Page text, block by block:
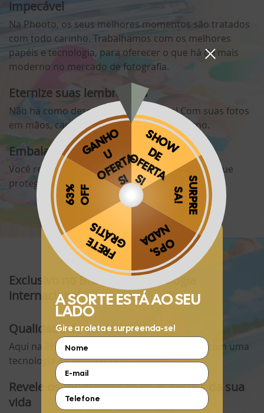
impecável
Na Phooto, os seus melhores momentos são tratados
com todo carinho. Trabalhamos com os melhores
papéis e tecnologia, para oferecer o que há de mais
moderno no mercado de fotografia.
Eternize suas lembranças
Não há como descrever essa emoção! Com suas fotos
em mãos, cada instante é passa a ser eterno.
Embaladas com todo o carinho
Você recebe suas fotos em uma linda caixinha que
protege e guarda suas fotos.
Exclusivo no Brasil com tecnologia
internacional
Qualidade de verdade
Aqui na Phooto as suas fotos são impressas com uma
tecnologia exclusiva e internacional!
Revele os momentos mais especiais da sua
vida
Obrigado por se cadastrar na
Aproveite e receba as novidades e ofertas exclusivas da